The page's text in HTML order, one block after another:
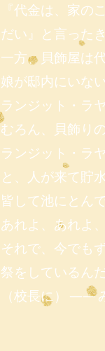
『代金は、家
だい』と言った
一方、貝飾屋は
娘が邸内にいな
ランジット・ラ
むろん、貝飾り
ランジット・ラ
と、人が来て貯
皆して池にとん
あれよ、あれよ
それで、今でも
祭をしているんだ
（校長に） ――